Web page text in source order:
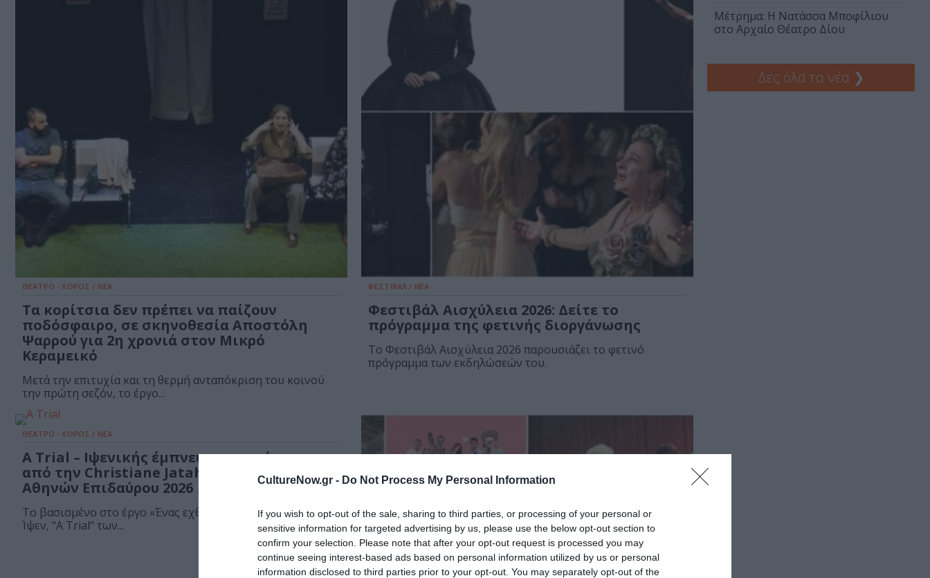
CultureNow.gr - Do Not Process My Personal Information
If you wish to opt-out of the sale, sharing to third parties, or processing of your personal or
sensitive information for targeted advertising by us, please use the below opt-out section to
confirm your selection. Please note that after your opt-out request is processed you may
continue seeing interest-based ads based on personal information utilized by us or personal
information disclosed to third parties prior to your opt-out. You may separately opt-out of the
ΘΕΑΤΡΟ - ΧΟΡΟΣ / ΝΕΑ
Τα κορίτσια δεν πρέπει να παίζουν
ποδόσφαιρο, σε σκηνοθεσία Αποστόλη
Ψαρρού για 2η χρονιά στον Μικρό
Κεραμεικό
Μετά την επιτυχία και τη θερμή ανταπόκριση του κοινού
την πρώτη σεζόν, το έργο...
ΦΕΣΤΙΒΑΛ / ΝΕΑ
Φεστιβάλ Αισχύλεια 2026: Δείτε το
πρόγραμμα της φετινής διοργάνωσης
Το Φεστιβάλ Αισχύλεια 2026 παρουσιάζει το φετινό
πρόγραμμα των εκδηλώσεών του.
ΘΕΑΤΡΟ - ΧΟΡΟΣ / ΝΕΑ
A Trial – Ιψενικής έμπνευσης παράσταση
από την Christiane Jatahy στο Φεστιβάλ
Αθηνών Επιδαύρου 2026
Το βασισμένο στο έργο «Ένας εχθρός του λαού» του Χένρικ
Ίψεν, "A Trial" των...
Μέτρημα: Η Νατάσσα Μποφίλιου
στο Αρχαίο Θέατρο Δίου
Δες όλα τα νέα ❯